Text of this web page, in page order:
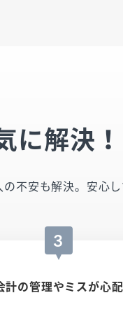
に解決！
不安も解決。安心
3
計の管理やミスが心配